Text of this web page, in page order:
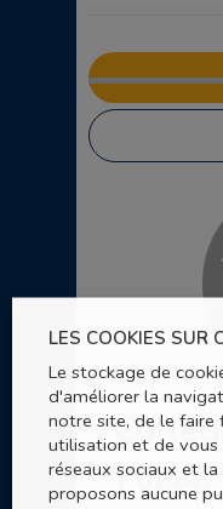
Lycée
LES COOKIES SUR
Le stockage de
d'améliorer la
notre site, de le faire
utilisation et de
réseaux sociaux et
proposons aucune